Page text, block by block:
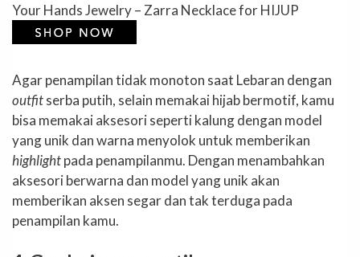
Your Hands Jewelry – Zarra Necklace for HIJUP
Agar penampilan tidak monoton saat Lebaran dengan
outfitserba putih, selain memakai hijab bermotif, kamu
bisa memakai aksesori seperti kalung dengan model
yang unik dan warna menyolok untuk memberikan
highlightpada penampilanmu. Dengan menambahkan
aksesori berwarna dan model yang unik akan
memberikan aksen segar dan tak terduga pada
penampilan kamu.